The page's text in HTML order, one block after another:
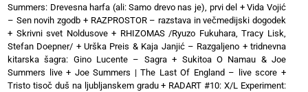
Summers: Drevesna harfa (ali: Samo drevo nas je), prvi del +Vida Vojić
– Sen novih zgodb + RAZPROSTOR – razstava in večmedijski dogodek
+ Skrivni svet Noldusove+ RHIZOMAS /Ryuzo Fukuhara, Tracy Lisk,
Stefan Doepner/ +Urška Preis & Kaja Janjić – Razgaljeno +tridnevna
kitarska šagra: Gino Lucente – Sagra+ Sukitoa O Namau & Joe
Summers live+ Joe Summers | The Last Of England – live score +
Tristo tisoč duš na ljubljanskem gradu+ RADART #10: X/L Experiment: